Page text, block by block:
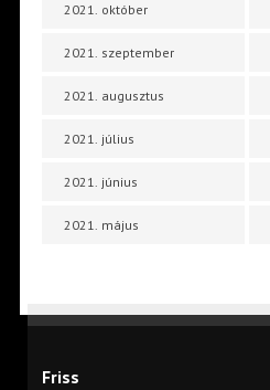
2021. október
2021. szeptember
2021. augusztus
2021. július
2021. június
2021. május
Friss